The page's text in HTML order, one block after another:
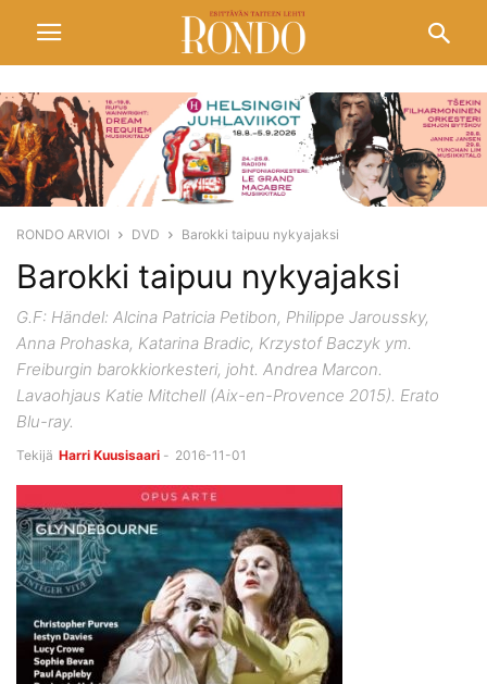
RONDO ARVIOI DVD Barokki taipuu nykyajaksi
Barokki taipuu nykyajaksi
G.F: Händel: Alcina Patricia Petibon, Philippe Jaroussky,
Anna Prohaska, Katarina Bradic, Krzystof Baczyk ym.
Freiburgin barokkiorkesteri, joht. Andrea Marcon.
Lavaohjaus Katie Mitchell (Aix-en-Provence 2015). Erato
Blu-ray.
Tekijä Harri Kuusisaari - 2016-11-01